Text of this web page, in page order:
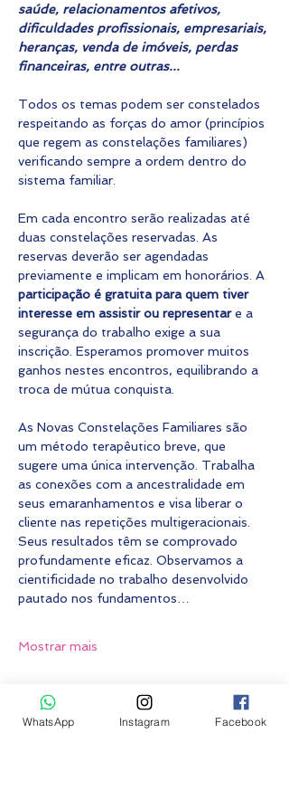
saúde, relacionamentos afetivos,
dificuldades profissionais, empresariais,
heranças, venda de imóveis, perdas
financeiras, entre outras...
Todos os temas podem ser constelados
respeitando as forças do amor (princípios
que regem as constelações familiares)
verificando sempre a ordem dentro do
sistema familiar.
Em cada encontro serão realizadas até
duas constelações reservadas. As
reservas deverão ser agendadas
previamente e implicam em honorários. A
participação é gratuita para quem tiver
interesse em assistir ou representar e a
segurança do trabalho exige a sua
inscrição. Esperamos promover muitos
ganhos nestes encontros, equilibrando a
troca de mútua conquista.
As Novas Constelações Familiares são
um método terapêutico breve, que
sugere uma única intervenção. Trabalha
as conexões com a ancestralidade em
seus emaranhamentos e visa liberar o
cliente nas repetições multigeracionais.
Seus resultados têm se comprovado
profundamente eficaz. Observamos a
cientificidade no trabalho desenvolvido
pautado nos fundamentos…
Mostrar mais
Fazer inscrição
WhatsApp Instagram Facebook